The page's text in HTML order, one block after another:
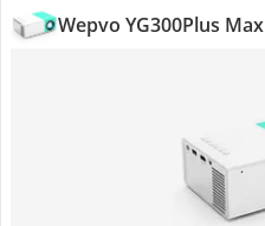
Wepvo YG300Plus Max